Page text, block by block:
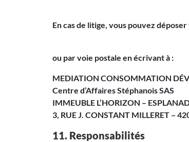
En cas de litige, vous pouvez
ou par voie postale en écrivant à :
MEDIATION CONSOMMATION
Centre d’Affaires Stéphanois SAS
IMMEUBLE L’HORIZON –
3, RUE J. CONSTANT MILLERET –
11. Responsabilités